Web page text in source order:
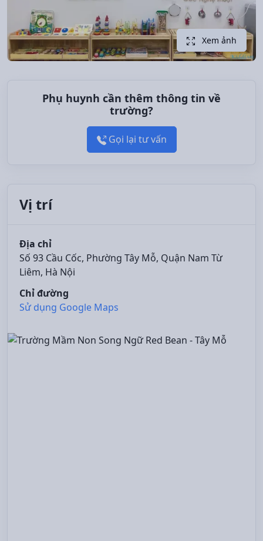
Xem ảnh
Phụ huynh cần thêm thông tin về
trường?
Gọi lại tư vấn
Vị trí
Địa chỉ
Số 93 Cầu Cốc, Phường Tây Mỗ, Quận Nam Từ
Liêm, Hà Nội
Chỉ đường
Sử dụng Google Maps